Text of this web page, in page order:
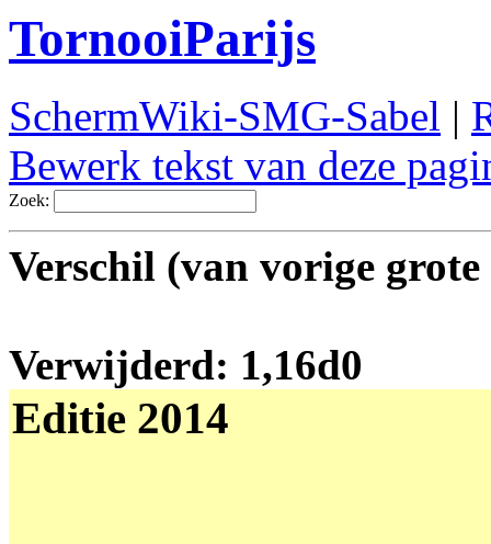
TornooiParijs
SchermWiki-SMG-Sabel |
Bewerk tekst van deze
Zoek:
Verschil (van vorige grote
Verwijderd: 1,16d0
Editie 2014